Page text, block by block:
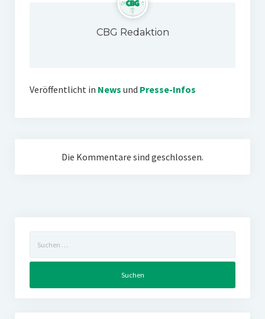
CBG Redaktion
Veröffentlicht in News und Presse-Infos
Die Kommentare sind geschlossen.
nach: